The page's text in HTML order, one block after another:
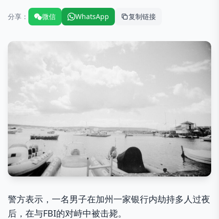
分享： 微信 WhatsApp 复制链接
警方表示，一名男子在加州一家银行内劫持多人过夜
后，在与FBI的对峙中被击毙。